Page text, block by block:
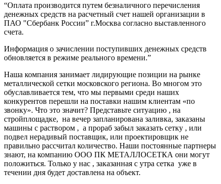
“Оплата производится путем безналичного перечисления
денежных средств на расчетный счет нашей организации в
ПАО "Сбербанк России” г.Москва согласно выставленного
счета.
Информация о зачислении поступивших денежных средств
обновляется в режиме реального времени.”
Наша компания занимает лидирующие позиции на рынке
металлической сетки московского региона. Во многом это
обуславливается тем, что мы первыми среди наших
конкурентов перешли на поставки нашим клиентам «по
звонку». Что это значит? Представьте ситуацию , на
стройплощадке, на вечер запланирована заливка, заказаны
машины с раствором , а прораб забыл заказать сетку , или
подвел нерадивый поставщик, или проектировщик не
правильно рассчитал количество. Наши постоянные партнеры
знают, на компанию ООО ПК МЕТАЛЛОСЕТКА они могут
положиться. Только у нас , заказанная с утра сетка уже в
течении дня будет доставлена на объект.